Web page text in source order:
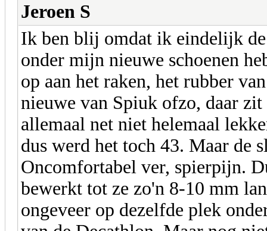
Jeroen S
Ik ben blij omdat ik eindelijk
onder mijn nieuwe schoenen
op aan het raken, het rubber
nieuwe van Spiuk ofzo, daar
allemaal net niet helemaal
dus werd het toch 43. Maar de
Oncomfortabel ver, spierpijn.
bewerkt tot ze zo'n 8-10 mm
ongeveer op dezelfde plek